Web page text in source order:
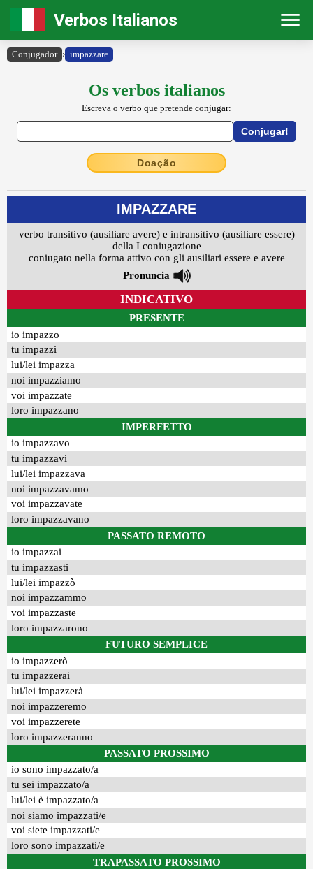
Verbos Italianos
Conjugador › impazzare
Os verbos italianos
Escreva o verbo que pretende conjugar:
Doação
IMPAZZARE
verbo transitivo (ausiliare avere) e intransitivo (ausiliare essere)
della I coniugazione
coniugato nella forma attivo con gli ausiliari essere e avere
Pronuncia
INDICATIVO
PRESENTE
io impazzo
tu impazzi
lui/lei impazza
noi impazziamo
voi impazzate
loro impazzano
IMPERFETTO
io impazzavo
tu impazzavi
lui/lei impazzava
noi impazzavamo
voi impazzavate
loro impazzavano
PASSATO REMOTO
io impazzai
tu impazzasti
lui/lei impazzò
noi impazzammo
voi impazzaste
loro impazzarono
FUTURO SEMPLICE
io impazzerò
tu impazzerai
lui/lei impazzerà
noi impazzeremo
voi impazzerete
loro impazzeranno
PASSATO PROSSIMO
io sono impazzato/a
tu sei impazzato/a
lui/lei è impazzato/a
noi siamo impazzati/e
voi siete impazzati/e
loro sono impazzati/e
TRAPASSATO PROSSIMO